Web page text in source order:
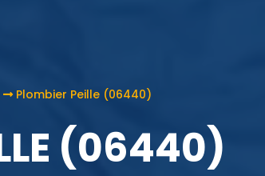
Plombier Peille (06440)
(06440)